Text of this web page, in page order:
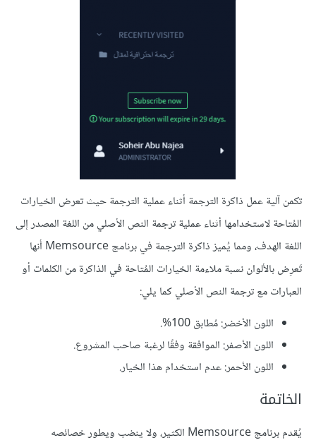
تكمن آلية عمل ذاكرة الترجمة أثناء عملية الترجمة حيث تعرض الخيارات
المُتاحة لاستخدامها أثناء عملية ترجمة النص الأصلي من اللغة المصدر إلى
اللغة الهدف، ومما يُميز ذاكرة الترجمة في برنامج Memsource أنها
تَعرِض بالألوان نسبة ملاءمة الخيارات المُتاحة في الذاكرة من الكلمات أو
العبارات مع ترجمة النص الأصلي كما يلي:
اللون الأخضر: مُطابق 100%.
اللون الأصفر: الموافقة وفقًا لرغبة صاحب المشروع.
اللون الأحمر: عدم استخدام هذا الخيار.
الخاتمة
يُقدم برنامج Memsource الكثير، ولا ينضب ويطور خصائصه